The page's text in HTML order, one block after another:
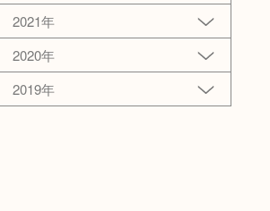
2021年
2020年
2019年